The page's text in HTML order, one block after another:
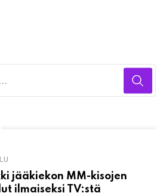
jääkiekon MM-kisojen
ilmaiseksi TV:stä